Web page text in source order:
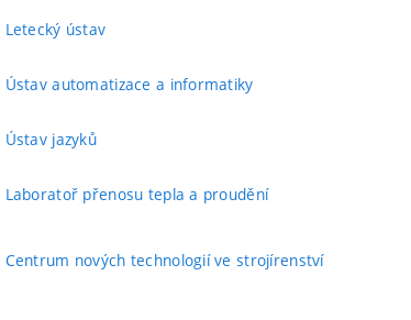
Letecký ústav
Ústav automatizace a informatiky
Ústav jazyků
Laboratoř přenosu tepla a proudění
Centrum nových technologií ve strojírenství